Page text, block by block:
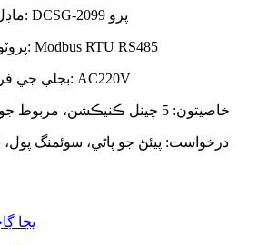
★ ماڊل نمبر: DCSG-2099 پرو
★ پروٽوڪول: Modbus RTU RS485
★ بجلي جي فراهمي: AC220V
★ خاصيتون: 5 چينل ڪنيڪشن، مربوط جوڙجڪ
پڇا